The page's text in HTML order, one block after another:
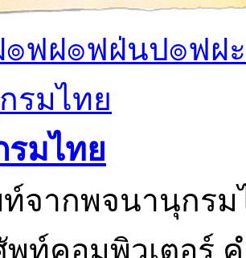
ฟฝ๏ฟฝ่นป๏ฟฝ
มไทย
จากพจนานุกรม
พท์คอมพิวเตอร์